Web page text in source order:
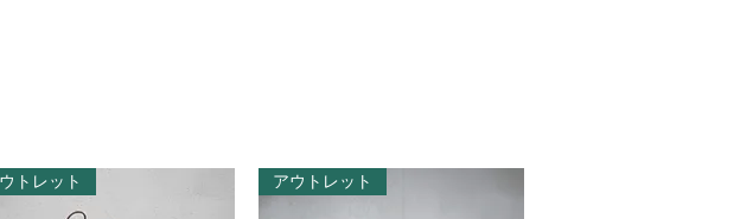
トレット アウトレット